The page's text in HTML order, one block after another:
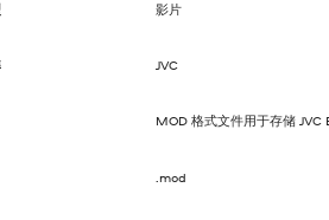
影片
JVC
MOD 格式文件用于存储 JVC
.mod